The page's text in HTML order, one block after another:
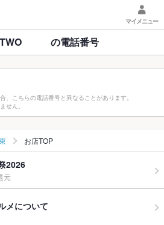
マイメニュー
TWO の電話番号
、こちらの電話番号と異なることがあります。
せん。
お店TOP
2026
元
メについて